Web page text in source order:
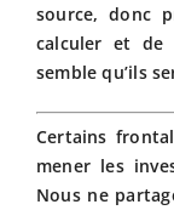
source, donc
calculer et
semble qu’ils
Certains
mener les
Nous ne